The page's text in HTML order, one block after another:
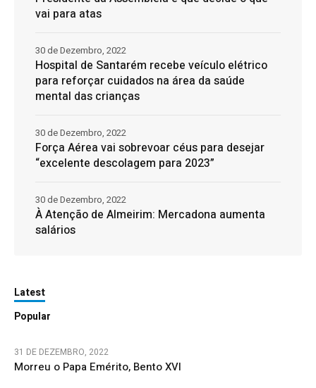
vai para atas
Hospital de Santarém recebe veículo elétrico
para reforçar cuidados na área da saúde
mental das crianças
30 de Dezembro, 2022
Força Aérea vai sobrevoar céus para desejar
“excelente descolagem para 2023”
30 de Dezembro, 2022
À Atenção de Almeirim: Mercadona aumenta
salários
30 de Dezembro, 2022
Latest
Popular
31 DE DEZEMBRO, 2022
Morreu o Papa Emérito, Bento XVI